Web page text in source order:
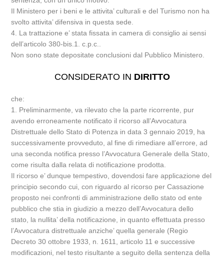
Il Ministero per i beni e le attivita’ culturali e del Turismo non ha
svolto attivita’ difensiva in questa sede.
4. La trattazione e’ stata fissata in camera di consiglio ai sensi
dell’articolo 380-bis.1. c.p.c..
Non sono state depositate conclusioni dal Pubblico Ministero.
CONSIDERATO IN DIRITTO
che:
1. Preliminarmente, va rilevato che la parte ricorrente, pur
avendo erroneamente notificato il ricorso all’Avvocatura
Distrettuale dello Stato di Potenza in data 3 gennaio 2019, ha
successivamente provveduto, al fine di rimediare all’errore, ad
una seconda notifica presso l’Avvocatura Generale della Stato,
come risulta dalla relata di notificazione prodotta.
Il ricorso e’ dunque tempestivo, dovendosi fare applicazione del
principio secondo cui, con riguardo al ricorso per Cassazione
proposto nei confronti di amministrazione dello stato od ente
pubblico che stia in giudizio a mezzo dell’Avvocatura dello
stato, la nullita’ della notificazione, in quanto effettuata presso
l’Avvocatura distrettuale anziche’ quella generale (Regio
Decreto 30 ottobre 1933, n. 1611, articolo 11 e successive
modificazioni, nel testo risultante a seguito della sentenza della